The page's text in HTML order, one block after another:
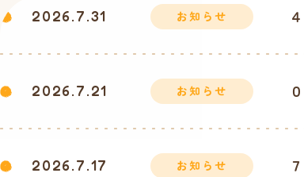
2026.7.31 お知らせ
2026.7.21 お知らせ
2026.7.17 お知らせ